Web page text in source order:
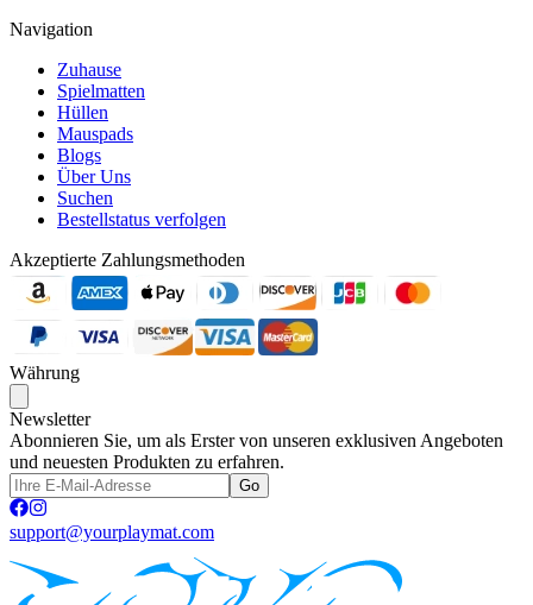
Navigation
Zuhause
Spielmatten
Hüllen
Mauspads
Blogs
Über Uns
Suchen
Bestellstatus verfolgen
Akzeptierte Zahlungsmethoden
Währung
Newsletter
Abonnieren Sie, um als Erster von unseren exklusiven Angeboten
und neuesten Produkten zu erfahren.
Go
support@yourplaymat.com